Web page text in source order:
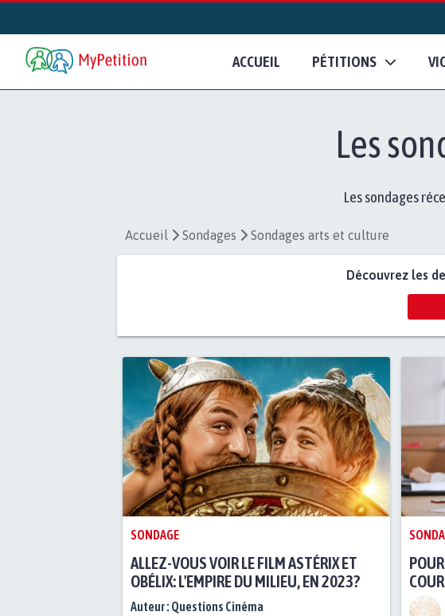
ACCUEIL PÉTITIONS
Les
Les sondages
Accueil Sondages Sondages arts et culture
Découvrez les
SONDAGE
ALLEZ-VOUS VOIR LE FILM ASTÉRIX ET
OBÉLIX: L'EMPIRE DU MILIEU, EN 2023?
Auteur : Questions Cinéma